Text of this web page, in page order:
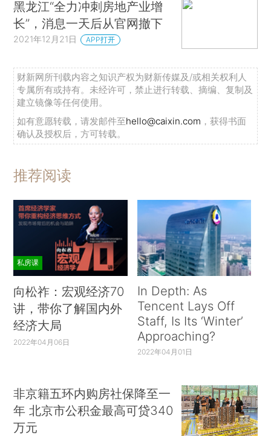
黑龙江“全力冲刺房地产业增
长”，消息一天后从官网撤下
2021年12月21日 APP打开
财新网所刊载内容之知识产权为财新传媒及/或相关权利人
专属所有或持有。未经许可，禁止进行转载、摘编、复制及
建立镜像等任何使用。
如有意愿转载，请发邮件至hello@caixin.com ，获得书面
确认及授权后，方可转载。
推荐阅读
私房课
向松祚：宏观经济70
讲，带你了解国内外
经济大局
2022年04月06日
In Depth: As
Tencent Lays Off
Staff, Is Its ‘Winter’
Approaching?
2022年04月01日
非京籍五环内购房社保降至一
年 北京市公积金最高可贷340
万元